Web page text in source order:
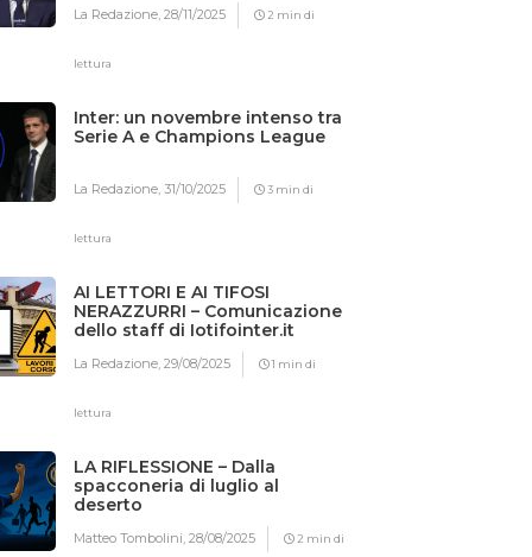
La Redazione,28/11/2025 2 min di
lettura
Inter: un novembre intenso tra
Serie A e Champions League
La Redazione,31/10/2025 3 min di
lettura
AI LETTORI E AI TIFOSI
NERAZZURRI – Comunicazione
dello staff di Iotifointer.it
La Redazione,29/08/2025 1 min di
lettura
LA RIFLESSIONE – Dalla
spacconeria di luglio al
deserto
Matteo Tombolini,28/08/2025 2 min di